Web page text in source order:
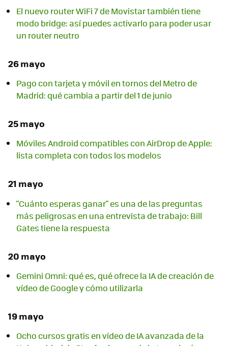
El nuevo router WiFi 7 de Movistar también tiene
modo bridge: así puedes activarlo para poder usar
un router neutro
26 mayo
Pago con tarjeta y móvil en tornos del Metro de
Madrid: qué cambia a partir del 1 de junio
25 mayo
Móviles Android compatibles con AirDrop de Apple:
lista completa con todos los modelos
21 mayo
"Cuánto esperas ganar" es una de las preguntas
más peligrosas en una entrevista de trabajo: Bill
Gates tiene la respuesta
20 mayo
Gemini Omni: qué es, qué ofrece la IA de creación de
vídeo de Google y cómo utilizarla
19 mayo
Ocho cursos gratis en vídeo de IA avanzada de la